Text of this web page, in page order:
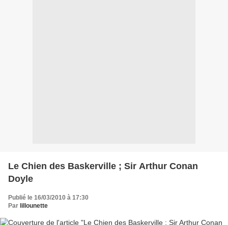
Le Chien des Baskerville ; Sir Arthur Conan
Doyle
Publié le 16/03/2010 à 17:30
Par lillounette